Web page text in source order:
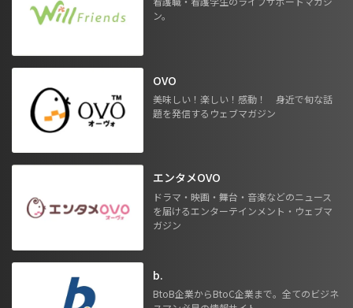
ン。
OVO
美味しい！楽しい！感動！ 身近で旬な話
題を発信するウェブマガジン
エンタメOVO
ドラマ・映画・舞台・音楽などのニュース
を届けるエンターテインメント・ウェブマ
ガジン
b.
BtoB企業からBtoC企業まで。全てのビジネ